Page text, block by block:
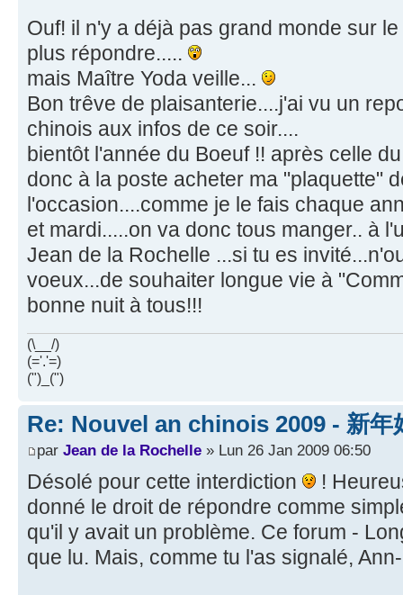
Ouf! il n'y a déjà pas grand monde sur
plus répondre.....
mais Maître Yoda veille...
Bon trêve de plaisanterie....j'ai vu un
chinois aux infos de ce soir....
bientôt l'année du Boeuf !! après celle
donc à la poste acheter ma "plaquette"
l'occasion....comme je le fais chaque
et mardi.....on va donc tous manger.. à
Jean de la Rochelle ...si tu es
voeux...de souhaiter longue vie à
bonne nuit à tous!!!
(\__/)
(='.'=)
(")_(")
Re: Nouvel an chinois 2009 - 新年
par Jean de la Rochelle » Lun 26 Jan 2009 06:50
Désolé pour cette interdiction
!
donné le droit de répondre comme
qu'il y avait un problème. Ce forum -
que lu. Mais, comme tu l'as signalé,